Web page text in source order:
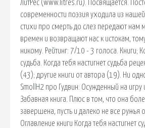
ЛитРес (www.litres.ru). Посвящается.
современности поэзия уходила из
стихи про смерть до слез передают
времен и возвращают нас к истокам,
никому. Рейтинг: 7/10 - 3 голоса. Книги;
судьба. Когда тебя настигнет судьба
(43); другие книги от автора (19). Ни
SmollH2 про Гудвин: Осужденный на
Забавная книга. Плюс в том, что она
завершена, пусть и далеко не все ружья
Оглавление книги Когда тебя настигнет